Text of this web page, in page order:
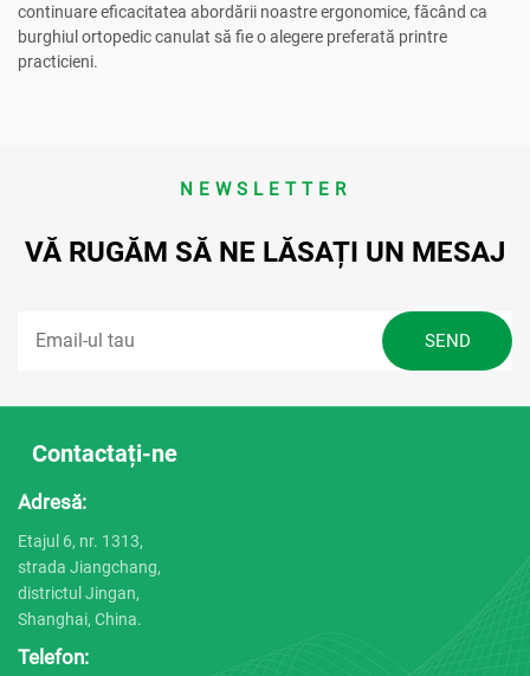
continuare eficacitatea abordării noastre ergonomice, făcând ca
burghiul ortopedic canulat să fie o alegere preferată printre
practicieni.
NEWSLETTER
VĂ RUGĂM SĂ NE LĂSAȚI UN MESAJ
Contactați-ne
Adresă:
Etajul 6, nr. 1313,
strada Jiangchang,
districtul Jingan,
Shanghai, China.
Telefon: